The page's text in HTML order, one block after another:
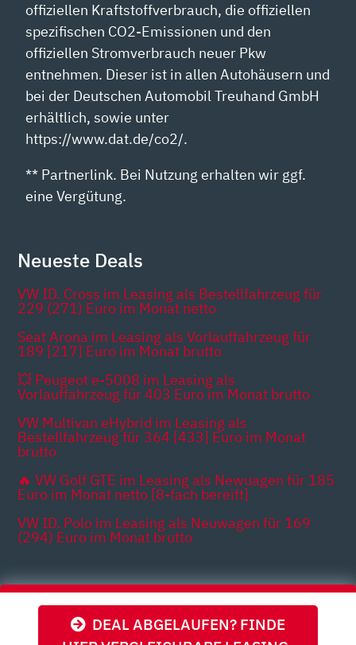
DEAL ABGELAUFEN? FINDE
offiziellen Kraftstoffverbrauch, die offiziellen
spezifischen CO2-Emissionen und den
offiziellen Stromverbrauch neuer Pkw
entnehmen. Dieser ist in allen Autohäusern und
bei der Deutschen Automobil Treuhand GmbH
erhältlich, sowie unter
https://www.dat.de/co2/.
** Partnerlink. Bei Nutzung erhalten wir ggf.
eine Vergütung.
Neueste Deals
VW ID. Cross im Leasing als Bestellfahrzeug für
229 (271) Euro im Monat netto
Seat Arona im Leasing als Vorlauffahrzeug für
189 [217] Euro im Monat brutto
💥 Peugeot e-5008 im Leasing als
Vorlauffahrzeug für 403 Euro im Monat brutto
VW Multivan eHybrid im Leasing als
Bestellfahrzeug für 364 [433] Euro im Monat
brutto
🔥 VW Golf GTE im Leasing als Newuagen für 185
Euro im Monat netto [8-fach bereift]
VW ID. Polo im Leasing als Neuwagen für 169
(294) Euro im Monat brutto